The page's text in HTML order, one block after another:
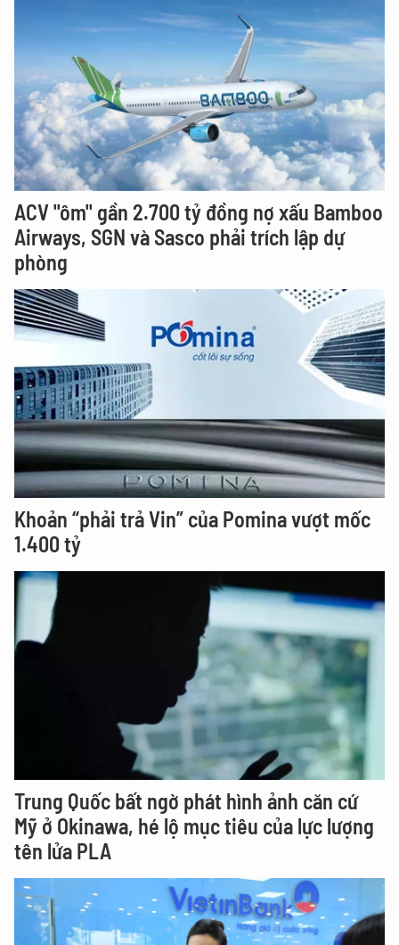
ACV "ôm" gần 2.700 tỷ đồng nợ xấu Bamboo
Airways, SGN và Sasco phải trích lập dự
phòng
Khoản “phải trả Vin” của Pomina vượt mốc
1.400 tỷ
Trung Quốc bất ngờ phát hình ảnh căn cứ
Mỹ ở Okinawa, hé lộ mục tiêu của lực lượng
tên lửa PLA